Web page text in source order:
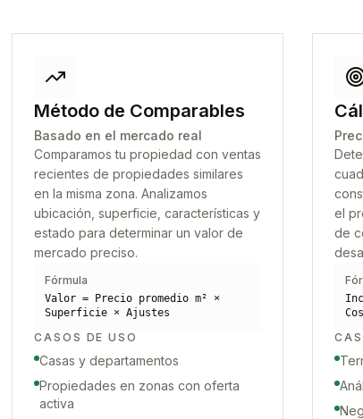
Método de Comparables
Basado en el mercado real
Comparamos tu propiedad con ventas
recientes de propiedades similares
en la misma zona. Analizamos
ubicación, superficie, características y
estado para determinar un valor de
mercado preciso.
Fórmula
Valor = Precio promedio m² ×
Superficie × Ajustes
CASOS DE USO
Casas y departamentos
Propiedades en zonas con oferta
activa
el
de